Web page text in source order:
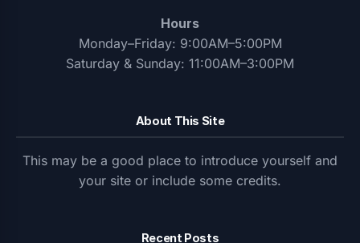
Hours
Monday–Friday: 9:00AM–5:00PM
Saturday & Sunday: 11:00AM–3:00PM
About This Site
This may be a good place to introduce yourself and
your site or include some credits.
Recent Posts